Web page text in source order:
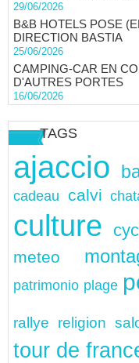
29/06/2026
B&B HOTELS POSE
DIRECTION BASTIA
25/06/2026
CAMPING-CAR EN
D'AUTRES PORTES
16/06/2026
TAGS
ajaccio
cadeau calvi
culture
meteo
patrimonio plage
rallye religion
tour de